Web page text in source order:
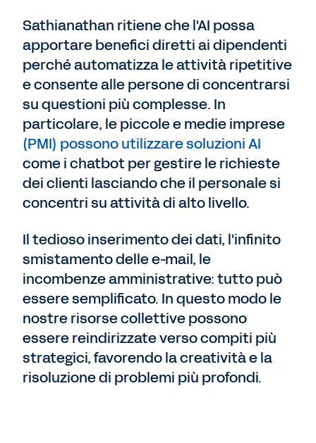
Sathianathan ritiene che l'AI possa
apportare benefici diretti ai dipendenti
perché automatizza le attività ripetitive
e consente alle persone di concentrarsi
su questioni più complesse. In
particolare, le piccole e medie imprese
(PMI) possono utilizzare soluzioni AI
come i chatbot per gestire le richieste
dei clienti lasciando che il personale si
concentri su attività di alto livello.
Il tedioso inserimento dei dati, l'infinito
smistamento delle e-mail, le
incombenze amministrative: tutto può
essere semplificato. In questo modo le
nostre risorse collettive possono
essere reindirizzate verso compiti più
strategici, favorendo la creatività e la
risoluzione di problemi più profondi.